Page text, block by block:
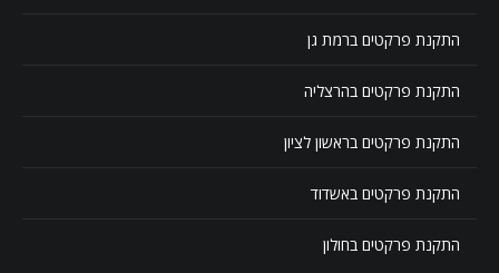
התקנת פרקטים ברמת גן
התקנת פרקטים בהרצליה
התקנת פרקטים בראשון לציון
התקנת פרקטים באשדוד
התקנת פרקטים בחולון